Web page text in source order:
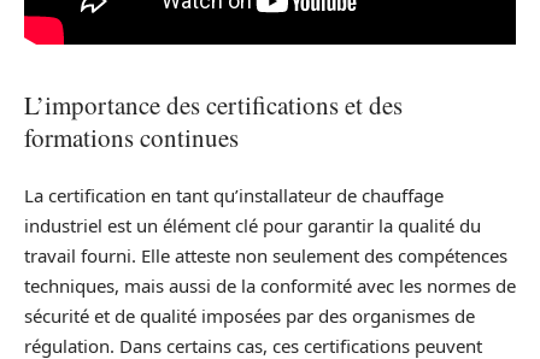
L’importance des certifications et des
formations continues
La certification en tant qu’installateur de chauffage
industriel est un élément clé pour garantir la qualité du
travail fourni. Elle atteste non seulement des compétences
techniques, mais aussi de la conformité avec les normes de
sécurité et de qualité imposées par des organismes de
régulation. Dans certains cas, ces certifications peuvent